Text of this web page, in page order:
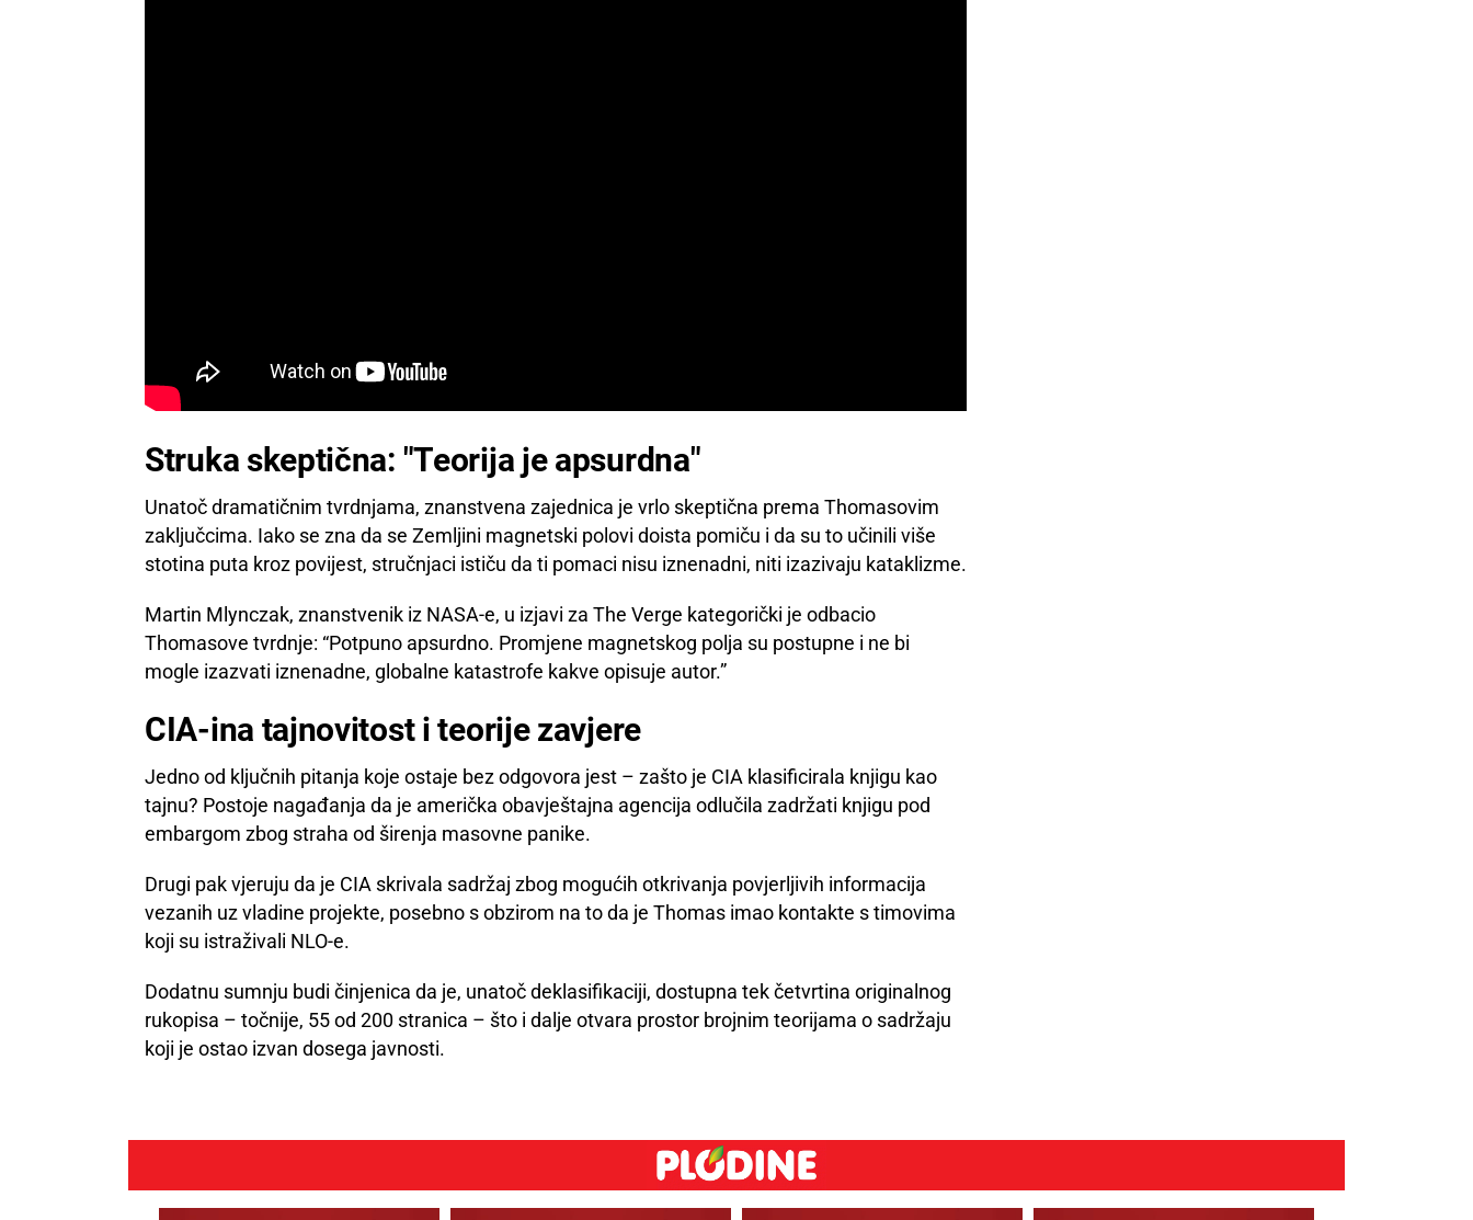
Struka skeptična: "Teorija je apsurdna"
Unatoč dramatičnim tvrdnjama, znanstvena zajednica je vrlo skeptična prema Thomasovim
zaključcima. Iako se zna da se Zemljini magnetski polovi doista pomiču i da su to učinili više
stotina puta kroz povijest, stručnjaci ističu da ti pomaci nisu iznenadni, niti izazivaju kataklizme.
Martin Mlynczak, znanstvenik iz NASA-e, u izjavi za The Verge kategorički je odbacio
Thomasove tvrdnje: “Potpuno apsurdno. Promjene magnetskog polja su postupne i ne bi
mogle izazvati iznenadne, globalne katastrofe kakve opisuje autor.”
CIA-ina tajnovitost i teorije zavjere
Jedno od ključnih pitanja koje ostaje bez odgovora jest – zašto je CIA klasificirala knjigu kao
tajnu? Postoje nagađanja da je američka obavještajna agencija odlučila zadržati knjigu pod
embargom zbog straha od širenja masovne panike.
Drugi pak vjeruju da je CIA skrivala sadržaj zbog mogućih otkrivanja povjerljivih informacija
vezanih uz vladine projekte, posebno s obzirom na to da je Thomas imao kontakte s timovima
koji su istraživali NLO-e.
Dodatnu sumnju budi činjenica da je, unatoč deklasifikaciji, dostupna tek četvrtina originalnog
rukopisa – točnije, 55 od 200 stranica – što i dalje otvara prostor brojnim teorijama o sadržaju
koji je ostao izvan dosega javnosti.